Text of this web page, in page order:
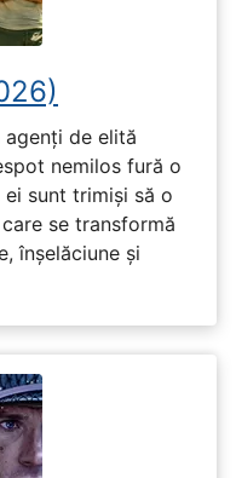
de elită
nemilos fură o
sunt trimiși să o
se transformă
înșelăciune și